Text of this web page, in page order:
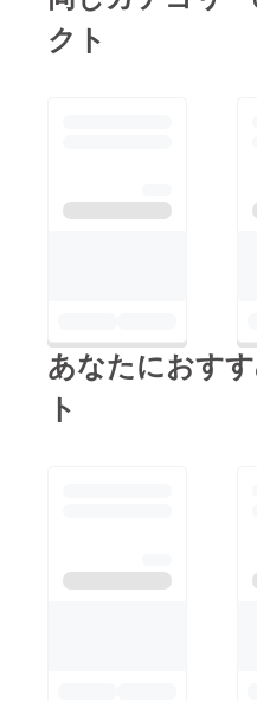
から手配をはじ
良かったと少しで
会終了後、公式HP
て結果もお伝えで
クト
あなたにおす
ト